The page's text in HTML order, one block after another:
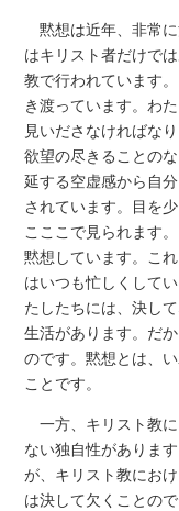
黙想は近年、非常
はキリスト者だけで
教で行われています
き渡っています。わ
見いださなければな
欲望の尽きることの
延する空虚感から自
されています。目を
こここで見られます
黙想しています。こ
はいつも忙しくして
たしたちには、決し
生活があります。だ
のです。黙想とは、
ことです。
一方、キリスト教に
ない独自性がありま
が、キリスト教にお
は決して欠くことの